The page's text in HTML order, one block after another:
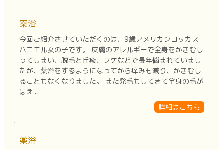
薬浴
今回ご紹介させていただくのは、9歳アメリカンコッカス
パニエル女の子です。 皮膚のアレルギーで全身をかきむし
ってしまい、脱毛と丘疹、フケなどで長年悩まれていまし
たが、薬浴をするようになってから痒みも減り、かきむし
ることもなくなりました。 また発毛もしてきて全身の毛が
はえ...
詳細はこちら
薬浴